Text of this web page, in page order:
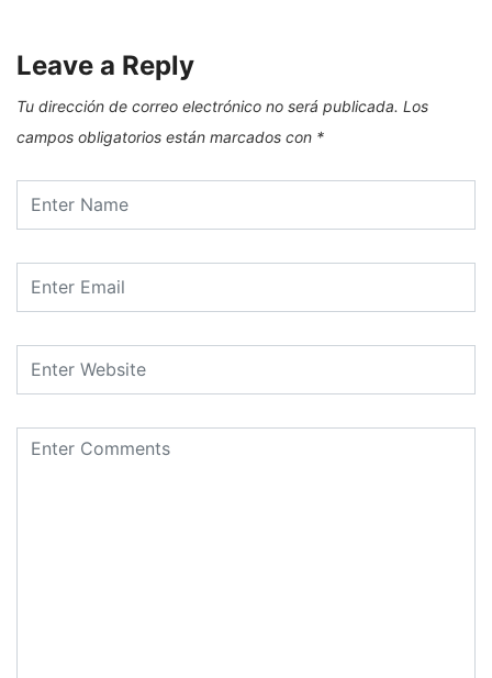
Leave a Reply
Tu dirección de correo electrónico no será publicada. Los
campos obligatorios están marcados con *